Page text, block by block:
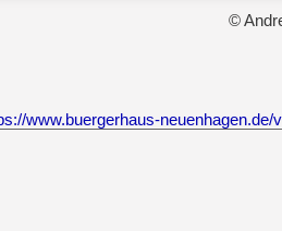
©
www.buergerhaus-